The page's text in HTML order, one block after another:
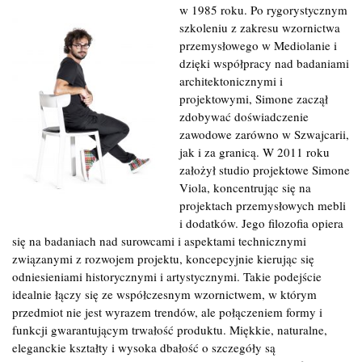
w 1985 roku. Po rygorystycznym
szkoleniu z zakresu wzornictwa
przemysłowego w Mediolanie i
dzięki współpracy nad badaniami
architektonicznymi i
projektowymi, Simone zaczął
zdobywać doświadczenie
zawodowe zarówno w Szwajcarii,
jak i za granicą. W 2011 roku
założył studio projektowe Simone
Viola, koncentrując się na
projektach przemysłowych mebli
i dodatków. Jego filozofia opiera
się na badaniach nad surowcami i aspektami technicznymi
związanymi z rozwojem projektu, koncepcyjnie kierując się
odniesieniami historycznymi i artystycznymi. Takie podejście
idealnie łączy się ze współczesnym wzornictwem, w którym
przedmiot nie jest wyrazem trendów, ale połączeniem formy i
funkcji gwarantującym trwałość produktu. Miękkie, naturalne,
eleganckie kształty i wysoka dbałość o szczegóły są